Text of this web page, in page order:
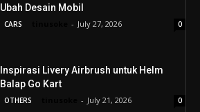
Ubah Desain Mobil
CARS - July 27, 2026 0
Inspirasi Livery Airbrush untuk Helm
Balap Go Kart
OTHERS - July 21, 2026 0